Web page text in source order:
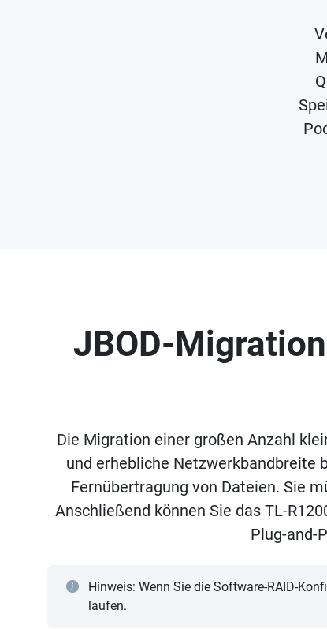
JBOD-
Die Migration einer großen Anzahl
und erhebliche Netzwerkbandbreite
Fernübertragung von Dateien. Sie
Anschließend können Sie das TL-
Plug-and-
Hinweis: Wenn Sie die Software-RAID-
laufen.